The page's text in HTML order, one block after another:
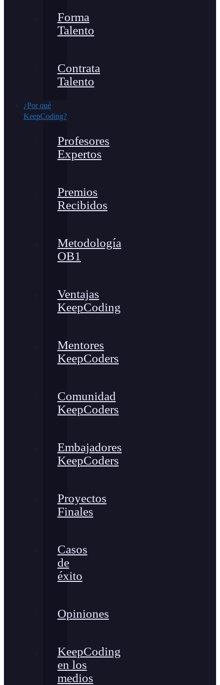
Forma
Talento
Contrata
Talento
¿Por qué
KeepCoding?
Profesores
Expertos
Premios
Recibidos
Metodología
OB1
Ventajas
KeepCoding
Mentores
KeepCoders
Comunidad
KeepCoders
Embajadores
KeepCoders
Proyectos
Finales
Casos
de
éxito
Opiniones
KeepCoding
en los
medios